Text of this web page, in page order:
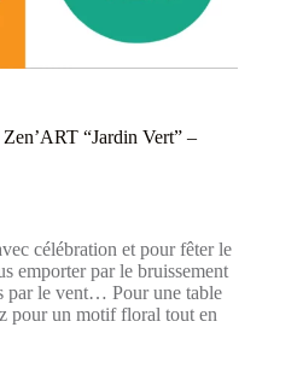
“Jardin Vert” –
célébration et pour fêter le
emporter par le bruissement
par le vent… Pour une table
pour un motif floral tout en